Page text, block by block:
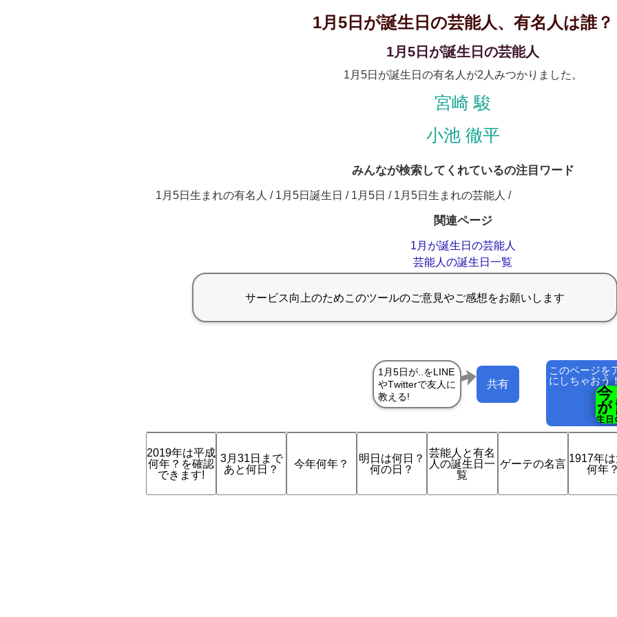
1月5日が誕生日の芸能人、有名人は誰？
1月5日が誕生日の芸能人
1月5日が誕生日の有名人が2人みつかりました。
宮崎 駿
小池 徹平
みんなが検索してくれているの注目ワード
1月5日生まれの有名人 / 1月5日誕生日 / 1月5日 / 1月5日生まれの芸能人 /
関連ページ
1月が誕生日の芸能人
芸能人の誕生日一覧
このページを
にしちゃおう
共有
2019年は平成
何年？を確認
できます!
3月31日まで
あと何日？
今年何年？
明日は何日？
何の日？
芸能人と有名
人の誕生日一
覧
ゲーテの名言 1917年
何年？